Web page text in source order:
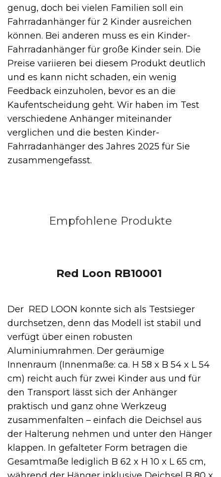
genug, doch bei vielen Familien soll ein
Fahrradanhänger für 2 Kinder ausreichen
können. Bei anderen muss es ein Kinder-
Fahrradanhänger für große Kinder sein. Die
Preise variieren bei diesem Produkt deutlich
und es kann nicht schaden, ein wenig
Feedback einzuholen, bevor es an die
Kaufentscheidung geht. Wir haben im Test
verschiedene Anhänger miteinander
verglichen und die besten Kinder-
Fahrradanhänger des Jahres 2025 für Sie
zusammengefasst.
Empfohlene Produkte
Red Loon RB10001
Der RED LOON konnte sich als Testsieger
durchsetzen, denn das Modell ist stabil und
verfügt über einen robusten
Aluminiumrahmen. Der geräumige
Innenraum (Innenmaße: ca. H 58 x B 54 x L 54
cm) reicht auch für zwei Kinder aus und für
den Transport lässt sich der Anhänger
praktisch und ganz ohne Werkzeug
zusammenfalten – einfach die Deichsel aus
der Halterung nehmen und unter den Hänger
klappen. In gefalteter Form betragen die
Gesamtmaße lediglich B 62 x H 10 x L 65 cm,